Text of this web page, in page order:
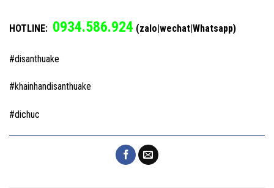
HOTLINE: 0934.586.924 (zalo|wechat|Whatsapp)
#disanthuake
#khainhandisanthuake
#dichuc